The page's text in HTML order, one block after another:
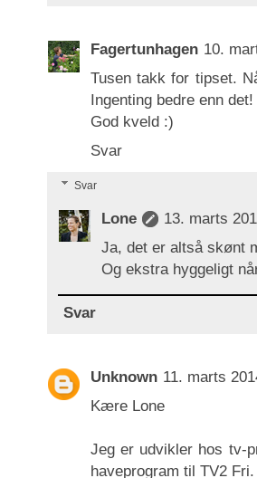
Fagertunhagen 10.
Tusen takk for tipset.
Ingenting bedre enn det!
God kveld :)
Svar
Svar
Lone
13. marts
Ja, det er altså skønt
Og ekstra hyggeligt
Svar
Unknown 11. marts
Kære Lone
Jeg er udvikler hos tv-
haveprogram til TV2 Fri.